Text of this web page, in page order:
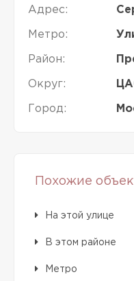
Адрес:
Метро:
Район:
Округ:
Город:
Похожие
На этой улице
В этом районе
Метро